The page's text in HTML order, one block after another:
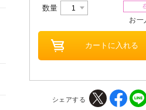
数量
お一
シェアする